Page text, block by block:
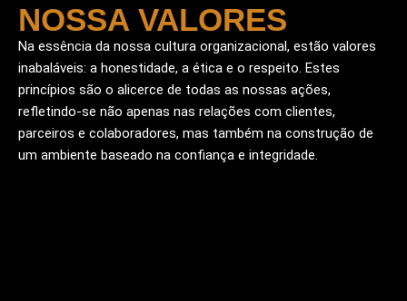
NOSSA VALORES
Na essência da nossa cultura organizacional, estão valores
inabaláveis: a honestidade, a ética e o respeito. Estes
princípios são o alicerce de todas as nossas ações,
refletindo-se não apenas nas relações com clientes,
parceiros e colaboradores, mas também na construção de
um ambiente baseado na confiança e integridade.